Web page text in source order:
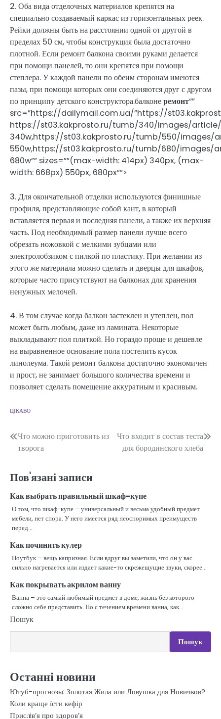
2. Оба вида отделочных материалов крепятся на
специально создаваемый каркас из горизонтальных реек.
Рейки должны быть на расстоянии одной от другой в
пределах 50 см, чтобы конструкция была достаточно
плотной. Если ремонт балкона своими руками делается
при помощи панелей, то они крепятся при помощи
степлера. У каждой панели по обеим сторонам имеются
пазы, при помощи которых они соединяются друг с другом
по принципу детского конструктора.балконеремонт“”
src=”https://dailymail.com.ua/”https://
https://st03.kakprosto.ru/tumb/340/images/article/
340w,https://st03.kakprosto.ru/tumb/550/images/
550w,https://st03.kakprosto.ru/tumb/680/images/
680w”” sizes=””(max-width: 414px) 340px, (max-
width: 668px) 550px, 680px””>
3. Для окончательной отделки используются финишные
профиля, представляющие собой кант, в который
вставляется первая и последняя панели, а также их верхняя
часть. Под необходимый размер панели лучше всего
обрезать ножовкой с мелкими зубцами или
электролобзиком с пилкой по пластику. При желании из
этого же материала можно сделать и дверцы для шкафов,
которые часто присутствуют на балконах для хранения
ненужных мелочей.
4. В том случае когда балкон застеклен и утеплен, пол
может быть любым, даже из ламината. Некоторые
выкладывают пол плиткой. Но гораздо проще и дешевле
на выравненное основание пола постелить кусок
линолеума. Такой ремонт балкона достаточно экономичен
и прост, не занимает большого количества времени и
позволяет сделать помещение аккуратным и красивым.
ЦІКАВО
Навігація
записів
Что можно приготовить из
творога
Что входит в состав теста
для бородинского хлеба
Пов'язані записи
Как выбрать правильный шкаф-купе
О том, что шкаф-купе – универсальный и весьма удобный предмет
мебели, нет спора. У него имеется ряд неоспоримых преимуществ
перед…
Как починить кулер
Ноутбук – вещь капризная. Если вдруг вы заметили, что он у вас
сильно нагревается или издает какие-то скрежещущие звуки, скорее…
Как покрывать акрилом ванну
Ванна – это самый любимый предмет в доме, жизнь без которого
сложно себе представить. Но с течением времени ванна, как…
Пошук
Пошук
Останні новини
Ютуб-прогнозы: Золотая Жила или Ловушка для Новичков?
Коли краще їсти кефір
Прислiв’я про здоров’я